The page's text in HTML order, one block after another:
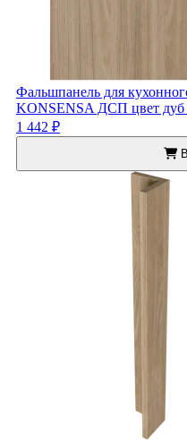
Фальшпанель для
KONSENSA ДСП цвет дуб
1 442 ₽